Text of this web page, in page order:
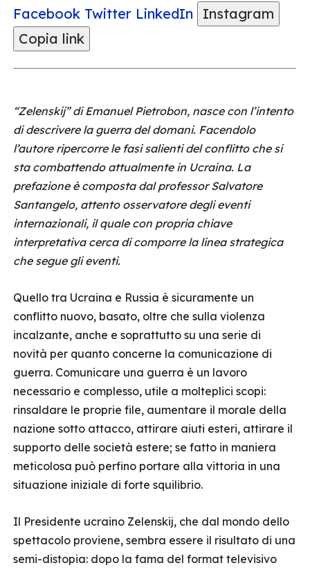
Facebook Twitter LinkedIn
Instagram
Copia link
“Zelenskij” di Emanuel Pietrobon, nasce con l’intento
di descrivere la guerra del domani. Facendolo
l’autore ripercorre le fasi salienti del conflitto che si
sta combattendo attualmente in Ucraina. La
prefazione è composta dal professor Salvatore
Santangelo, attento osservatore degli eventi
internazionali, il quale con propria chiave
interpretativa cerca di comporre la linea strategica
che segue gli eventi.
Quello tra Ucraina e Russia è sicuramente un
conflitto nuovo, basato, oltre che sulla violenza
incalzante, anche e soprattutto su una serie di
novità per quanto concerne la comunicazione di
guerra. Comunicare una guerra è un lavoro
necessario e complesso, utile a molteplici scopi:
rinsaldare le proprie file, aumentare il morale della
nazione sotto attacco, attirare aiuti esteri, attirare il
supporto delle società estere; se fatto in maniera
meticolosa può perfino portare alla vittoria in una
situazione iniziale di forte squilibrio.
Il Presidente ucraino Zelenskij, che dal mondo dello
spettacolo proviene, sembra essere il risultato di una
semi-distopia: dopo la fama del format televisivo